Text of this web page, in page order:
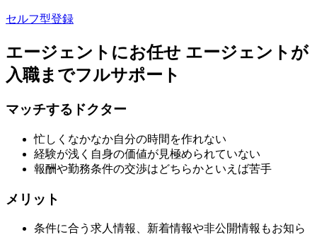
セルフ型登録
エージェントにお任せ エージェントが
入職までフルサポート
マッチするドクター
忙しくなかなか自分の時間を作れない
経験が浅く自身の価値が見極められていない
報酬や勤務条件の交渉はどちらかといえば苦手
メリット
条件に合う求人情報、新着情報や非公開情報もお知ら